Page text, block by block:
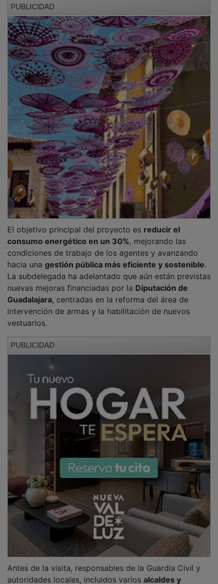
consumo energético en un 30%, mejorando las
condiciones de trabajo de los agentes y avanzando
hacia unagestión pública más eficiente y sostenible
La subdelegada ha adelantado que aún están previstas
nuevas mejoras financiadas por laDiputación de
Guadalajara, centradas en la reforma del área de
intervención de armas y la habilitación de nuevos
vestuarios.
Antes de la visita, responsables de la Guardia Civil y
autoridades locales, incluidos varios
alcaldesas de la demarcación
reunión para analizar la situación de
seguridad en la
y reforzar la colaboración institucional . En el
encuentro también participó el delegado de Servicios
de la Junta en Molina,Sergio Ruiz. Los representantes
municipales agradecieron la labor de la Guardia Civil,
especialmente durante el episodio de
crisis eléctrica
del pasado 28 de abril.
PUBLICIDAD